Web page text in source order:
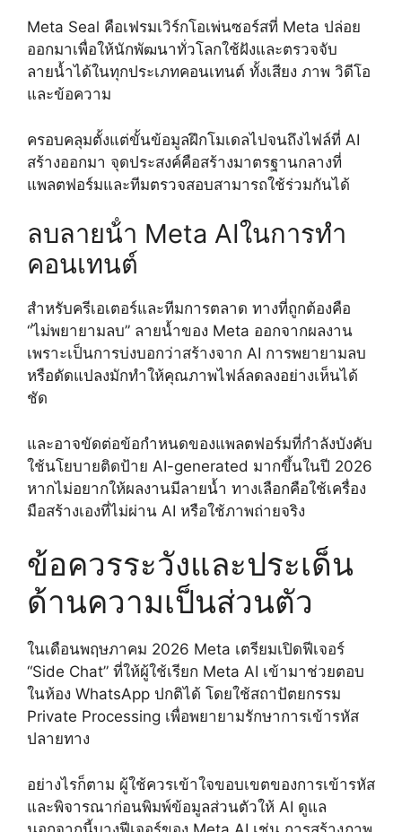
Meta Seal คือเฟรมเวิร์กโอเพ่นซอร์สที่ Meta ปล่อย
ออกมาเพื่อให้นักพัฒนาทั่วโลกใช้ฝังและตรวจจับ
ลายน้ำได้ในทุกประเภทคอนเทนต์ ทั้งเสียง ภาพ วิดีโอ
และข้อความ
ครอบคลุมตั้งแต่ขั้นข้อมูลฝึกโมเดลไปจนถึงไฟล์ที่ AI
สร้างออกมา จุดประสงค์คือสร้างมาตรฐานกลางที่
แพลตฟอร์มและทีมตรวจสอบสามารถใช้ร่วมกันได้
ลบลายน้ํา Meta AIในการทำ
คอนเทนต์
สำหรับครีเอเตอร์และทีมการตลาด ทางที่ถูกต้องคือ
“ไม่พยายามลบ” ลายน้ำของ Meta ออกจากผลงาน
เพราะเป็นการบ่งบอกว่าสร้างจาก AI การพยายามลบ
หรือดัดแปลงมักทำให้คุณภาพไฟล์ลดลงอย่างเห็นได้
ชัด
และอาจขัดต่อข้อกำหนดของแพลตฟอร์มที่กำลังบังคับ
ใช้นโยบายติดป้าย AI-generated มากขึ้นในปี 2026
หากไม่อยากให้ผลงานมีลายน้ำ ทางเลือกคือใช้เครื่อง
มือสร้างเองที่ไม่ผ่าน AI หรือใช้ภาพถ่ายจริง
ข้อควรระวังและประเด็น
ด้านความเป็นส่วนตัว
ในเดือนพฤษภาคม 2026 Meta เตรียมเปิดฟีเจอร์
“Side Chat” ที่ให้ผู้ใช้เรียก Meta AI เข้ามาช่วยตอบ
ในห้อง WhatsApp ปกติได้ โดยใช้สถาปัตยกรรม
Private Processing เพื่อพยายามรักษาการเข้ารหัส
ปลายทาง
อย่างไรก็ตาม ผู้ใช้ควรเข้าใจขอบเขตของการเข้ารหัส
และพิจารณาก่อนพิมพ์ข้อมูลส่วนตัวให้ AI ดูแล